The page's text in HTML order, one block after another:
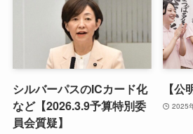
シルバーパスのICカード化
など【2026.3.9予算特別委
員会質疑】
【
2025